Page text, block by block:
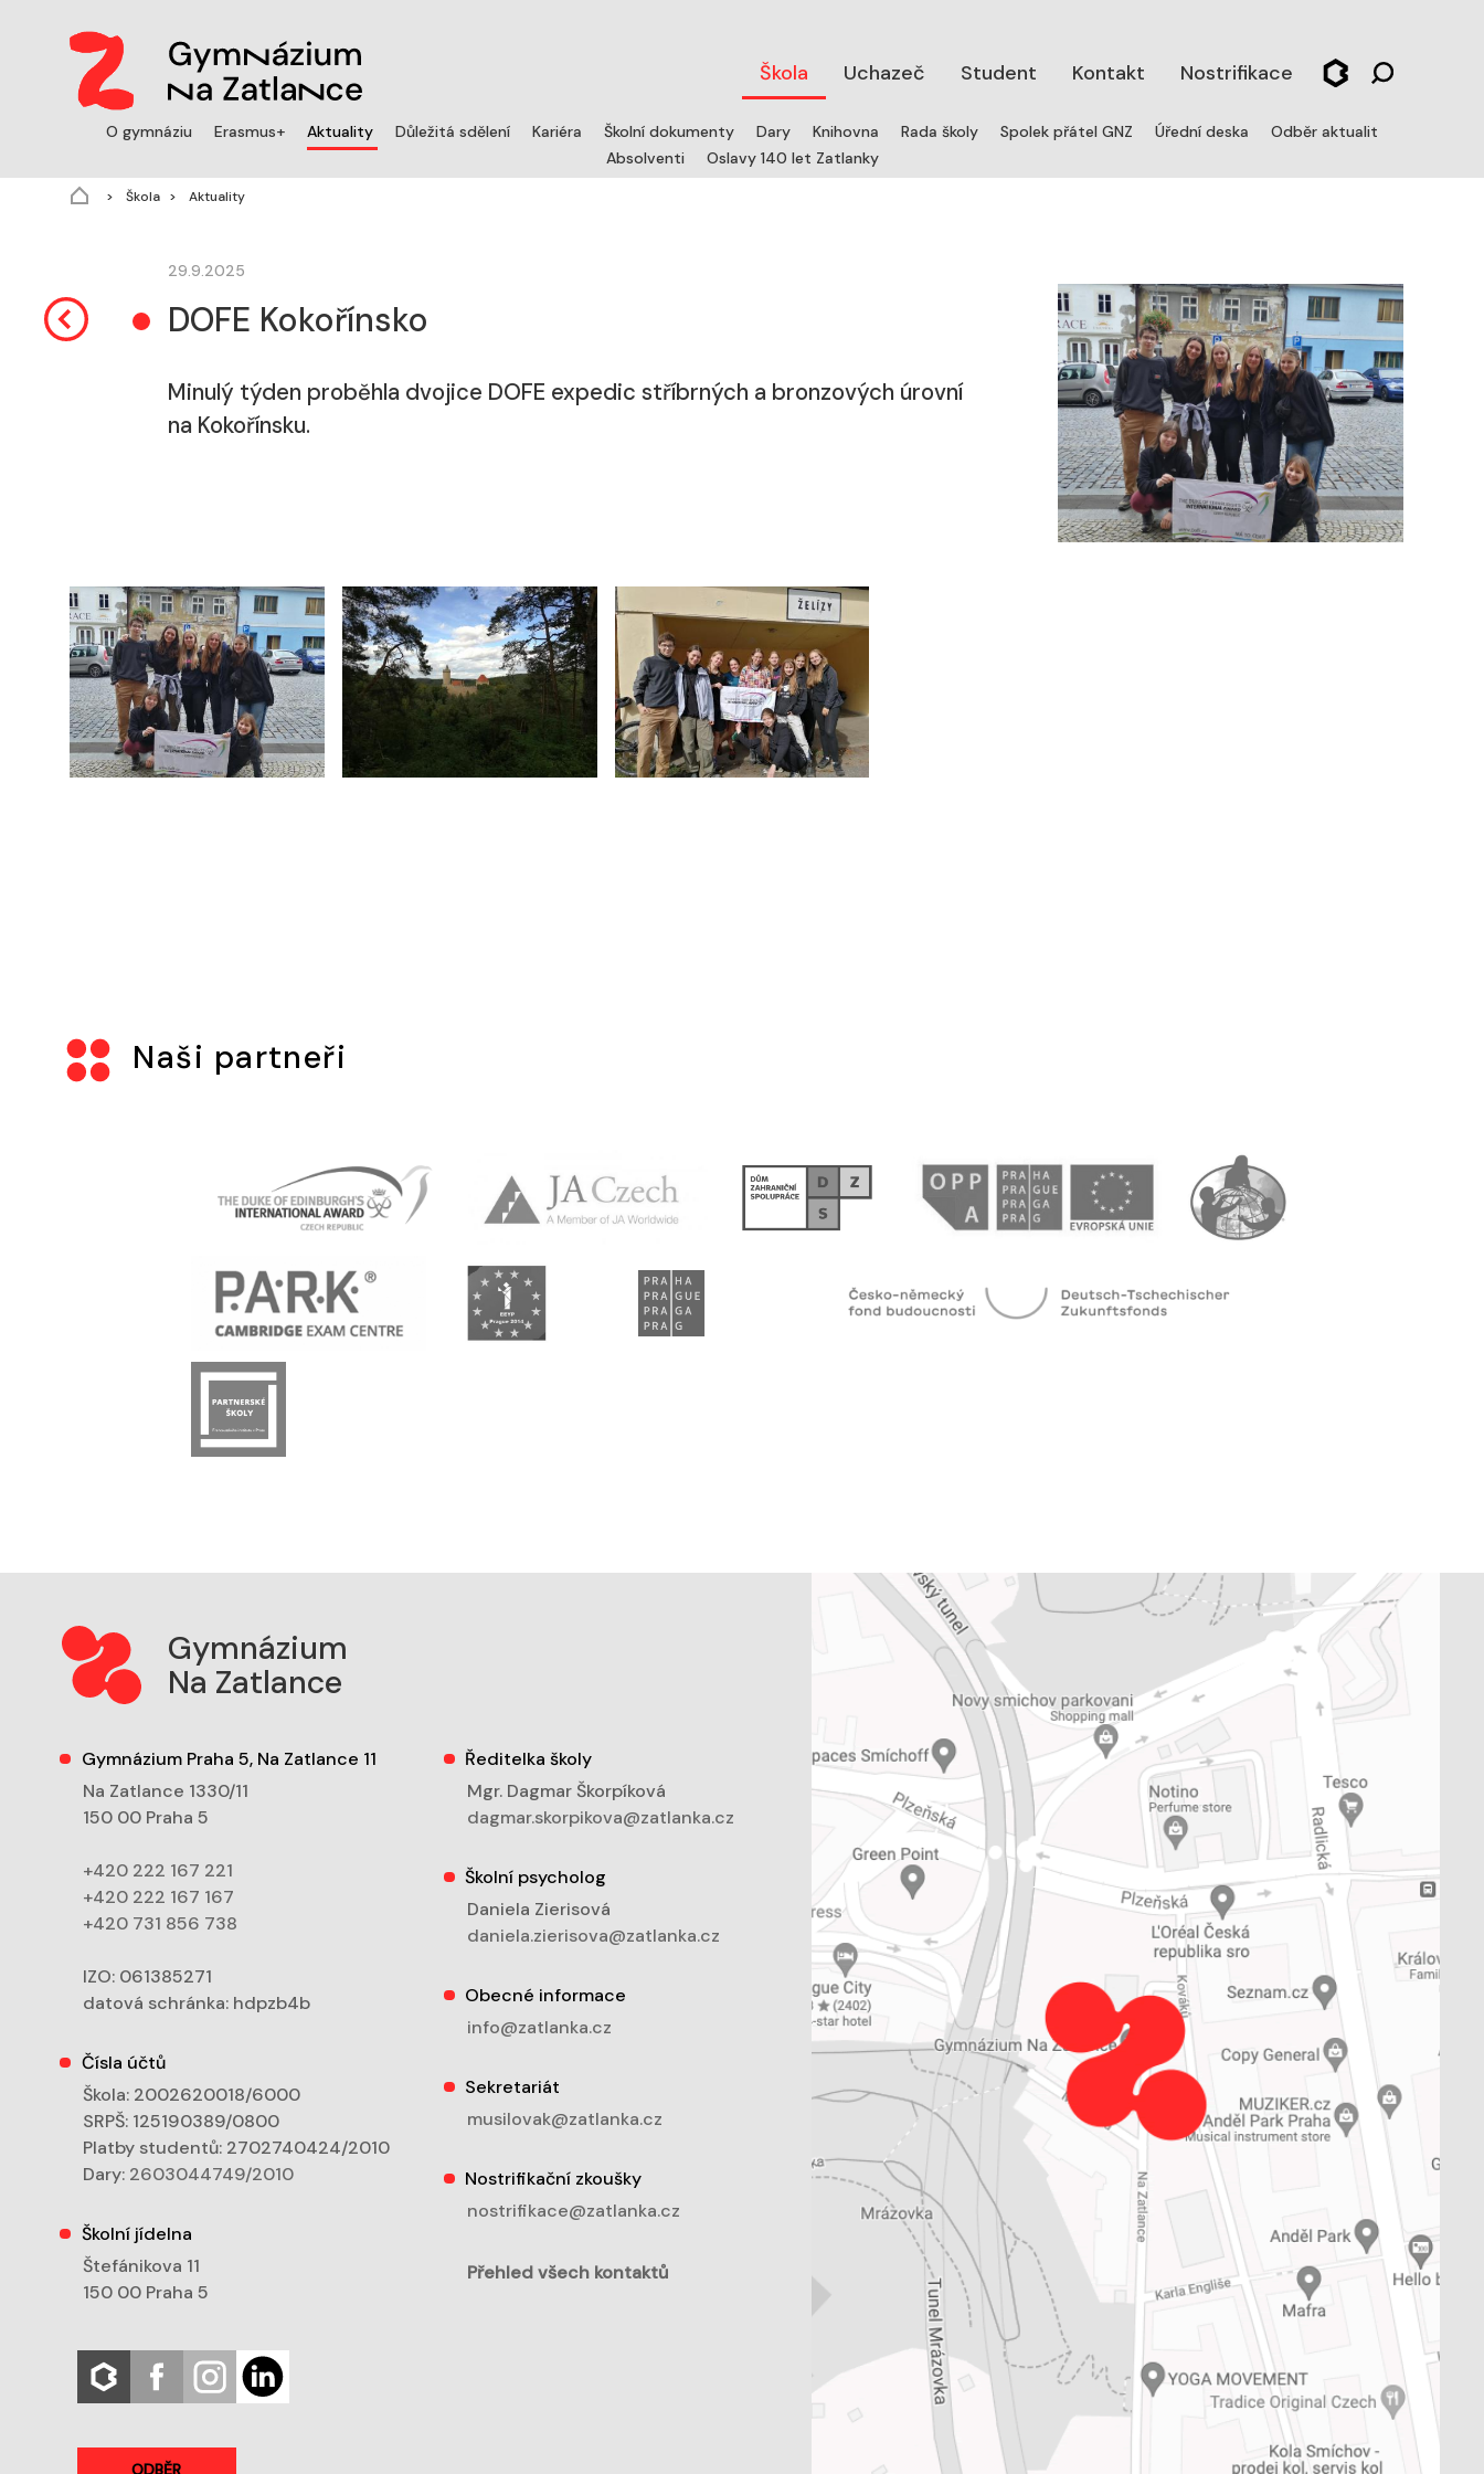
Škola Uchazeč Student Kontakt Nostrifikace
O gymnáziu Erasmus+ Aktuality (aktuální)
Důležitá sdělení Kariéra Školní dokumenty Dary Knihovna Rada školy Spolek přátel GNZ Úřední deska
Odběr aktualit
Absolventi
Oslavy 140 let Zatlanky
Škola Aktuality
29.9.2025
DOFE Kokořínsko
Minulý týden proběhla dvojice DOFE expedic stříbrných a bronzových úrovní
na Kokořínsku.
Naši partneři
Gymnázium
Na Zatlance
Gymnázium Praha 5, Na Zatlance 11
Na Zatlance 1330/11
150 00 Praha 5
+420 222 167 221
+420 222 167 167
+420 731 856 738
IZO: 061385271
datová schránka: hdpzb4b
Čísla účtů
Škola: 2002620018/6000
SRPŠ: 125190389/0800
Platby studentů: 2702740424/2010
Dary: 2603044749/2010
Školní jídelna
Štefánikova 11
150 00 Praha 5
ODBĚR
Ředitelka školy
Mgr. Dagmar Škorpíková
dagmar.skorpikova@zatlanka.cz
Školní psycholog
Daniela Zierisová
daniela.zierisova@zatlanka.cz
Obecné informace
info@zatlanka.cz
Sekretariát
musilovak@zatlanka.cz
Nostrifikační zkoušky
nostrifikace@zatlanka.cz
Přehled všech kontaktů